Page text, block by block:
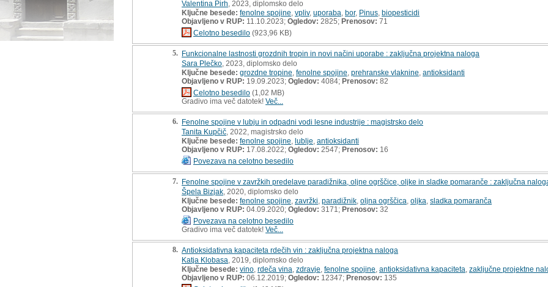
Valentina Pirh , 2023, diplomsko delo
Ključne besede: fenolne spojine vpliv, uporaba bor, Pinus biopesticidi
Objavljeno v RUP: 11.10.2023; Ogledov: 2825; Prenosov: 71
Celotno besedilo (923,96 KB)
5. Funkcionalne lastnosti grozdnih tropin in novi načini uporabe : zaključna projektna naloga
Sara Plečko , 2023, diplomsko delo
Ključne besede: grozdne tropine fenolne spojine prehranske vlaknine antioksidanti
Objavljeno v RUP: 19.09.2023; Ogledov: 4084; Prenosov: 82
Celotno besedilo (1,02 MB)
Gradivo ima več datotek! Več...
6. Fenolne spojine v lubju in odpadni vodi lesne industrije : magistrsko delo
Tanita Kupčič , 2022, magistrsko delo
Ključne besede: fenolne spojine lublje antioksidanti
Objavljeno v RUP: 17.08.2022; Ogledov: 2547; Prenosov: 16
Povezava na celotno besedilo
7. Fenolne spojine v zavržkih predelave paradižnika, oljne ogrščice, oljke in sladke pomaranče : zaključna
Špela Bizjak , 2020, diplomsko delo
Ključne besede: fenolne spojine zavržki paradižnik oljna ogrščica oljka sladka pomaranča
Objavljeno v RUP: 04.09.2020; Ogledov: 3171; Prenosov: 32
Povezava na celotno besedilo
Gradivo ima več datotek! Več...
8. Antioksidativna kapaciteta rdečih vin : zaključna projektna naloga
Katja Klobasa , 2019, diplomsko delo
Ključne besede: vino rdeča vina zdravje fenolne spojine antioksidativna kapaciteta zaključne projektne
Objavljeno v RUP: 06.12.2019; Ogledov: 12347; Prenosov: 135